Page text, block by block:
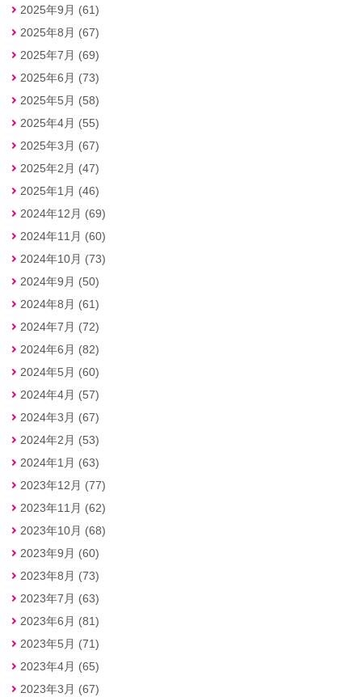
2025年9月 (61)
2025年8月 (67)
2025年7月 (69)
2025年6月 (73)
2025年5月 (58)
2025年4月 (55)
2025年3月 (67)
2025年2月 (47)
2025年1月 (46)
2024年12月 (69)
2024年11月 (60)
2024年10月 (73)
2024年9月 (50)
2024年8月 (61)
2024年7月 (72)
2024年6月 (82)
2024年5月 (60)
2024年4月 (57)
2024年3月 (67)
2024年2月 (53)
2024年1月 (63)
2023年12月 (77)
2023年11月 (62)
2023年10月 (68)
2023年9月 (60)
2023年8月 (73)
2023年7月 (63)
2023年6月 (81)
2023年5月 (71)
2023年4月 (65)
2023年3月 (67)